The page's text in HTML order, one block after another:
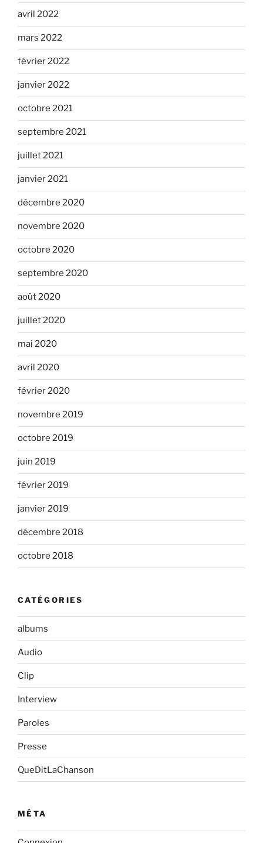
avril 2022
mars 2022
février 2022
janvier 2022
octobre 2021
septembre 2021
juillet 2021
janvier 2021
décembre 2020
novembre 2020
octobre 2020
septembre 2020
août 2020
juillet 2020
mai 2020
avril 2020
février 2020
novembre 2019
octobre 2019
juin 2019
février 2019
janvier 2019
décembre 2018
octobre 2018
CATÉGORIES
albums
Audio
Clip
Interview
Paroles
Presse
QueDitLaChanson
MÉTA